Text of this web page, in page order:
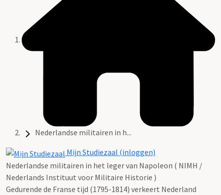
Nederlandse militairen in h...
Mijn Studiezaal (inloggen)
Nederlandse militairen in het leger van Napoleon ( NIMH /
Nederlands Instituut voor Militaire Historie )
Gedurende de Franse tijd (1795-1814) verkeert Nederland